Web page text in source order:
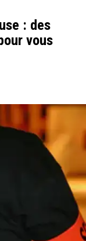
: des
vous